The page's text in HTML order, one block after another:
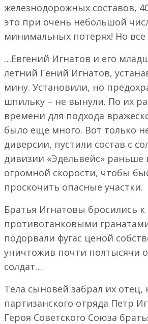
железнодорожных составов,
это при очень небольшой
минимальных потерях! Но
…Евгений Игнатов и его
летний Гений Игнатов,
мину. Установили, но
шпильку – не вынули. По их
времени для подхода
было еще много. Вот только
диверсии, пустили состав с
дивизии «Эдельвейс» раньше
огромной скорости, чтобы
проскочить опасные участки.
Братья Игнатовы бросились
противотанковыми
подорвали фугас ценой
уничтожив почти полтысячи
солдат…
Тела сыновей забрал их
партизанского отряда Петр
Героя Советского Союза